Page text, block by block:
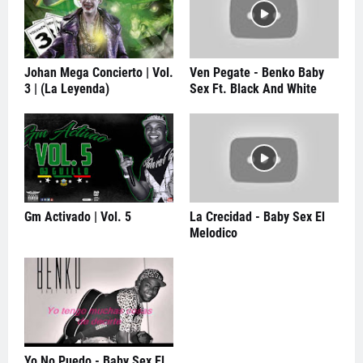
Johan Mega Concierto | Vol.
3 | (La Leyenda)
Ven Pegate - Benko Baby
Sex Ft. Black And White
Gm Activado | Vol. 5
La Crecidad - Baby Sex El
Melodico